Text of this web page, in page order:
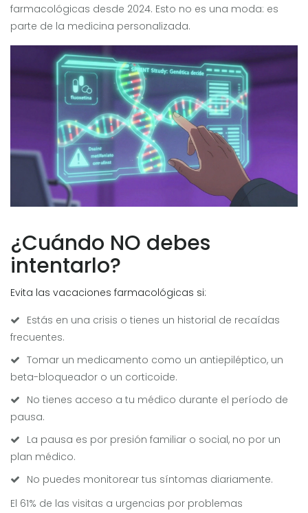
farmacológicas desde 2024. Esto no es una moda: es
parte de la medicina personalizada.
¿Cuándo NO debes
intentarlo?
Evita las vacaciones farmacológicas si:
Estás en una crisis o tienes un historial de recaídas
frecuentes.
Tomar un medicamento como un antiepiléptico, un
beta-bloqueador o un corticoide.
No tienes acceso a tu médico durante el período de
pausa.
La pausa es por presión familiar o social, no por un
plan médico.
No puedes monitorear tus síntomas diariamente.
El 61% de las visitas a urgencias por problemas